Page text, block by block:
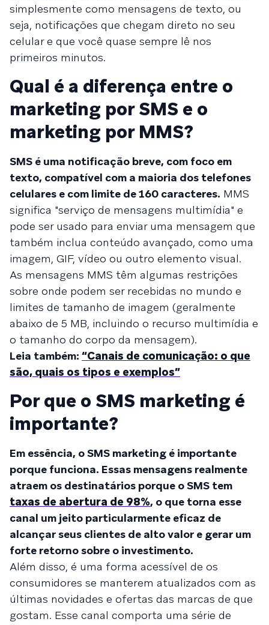
simplesmente como mensagens de texto, ou
seja, notificações que chegam direto no seu
celular e que você quase sempre lê nos
primeiros minutos.
Qual é a diferença entre o
marketing por SMS e o
marketing por MMS?
SMS é uma notificação breve, com foco em
texto, compatível com a maioria dos telefones
celulares e com limite de 160 caracteres. MMS
significa "serviço de mensagens multimídia" e
pode ser usado para enviar uma mensagem que
também inclua conteúdo avançado, como uma
imagem, GIF, vídeo ou outro elemento visual.
As mensagens MMS têm algumas restrições
sobre onde podem ser recebidas no mundo e
limites de tamanho de imagem (geralmente
abaixo de 5 MB, incluindo o recurso multimídia e
o tamanho do corpo da mensagem).
Leia também: “Canais de comunicação: o que
são, quais os tipos e exemplos”
Por que o SMS marketing é
importante?
Em essência, o SMS marketing é importante
porque funciona. Essas mensagens realmente
atraem os destinatários porque o SMS tem
taxas de abertura de 98%, o que torna esse
canal um jeito particularmente eficaz de
alcançar seus clientes de alto valor e gerar um
forte retorno sobre o investimento.
Além disso, é uma forma acessível de os
consumidores se manterem atualizados com as
últimas novidades e ofertas das marcas de que
gostam. Esse canal comporta uma série de